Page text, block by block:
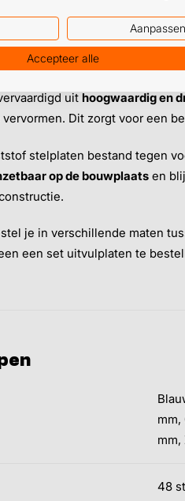
en hoge
uit hoogwaardig en
Dit zorgt voor een
stelplaten bestand tegen
op de bouwplaats en
je in verschillende maten
een set uitvulplaten te
mm,
mm,
48
Aanpassen
Accepteer alle